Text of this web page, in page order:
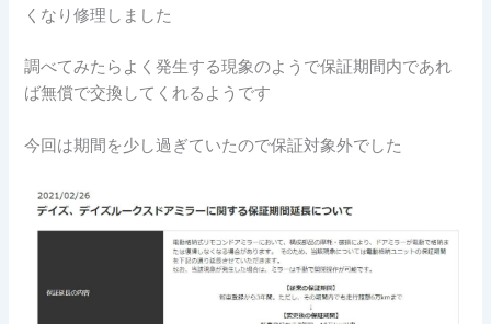
くなり修理しました
調べてみたらよく発生する現象のようで保証期間内であれ
ば無償で交換してくれるようです
今回は期間を少し過ぎていたので保証対象外でした